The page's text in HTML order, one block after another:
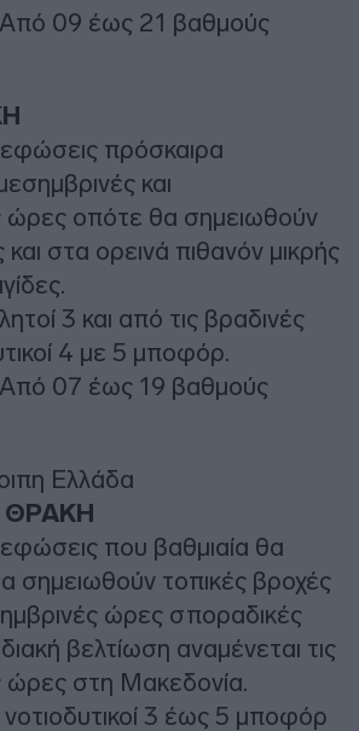
09 έως 21 βαθμούς
πρόσκαιρα
και
ώρες οπότε θα σημειωθούν
στα ορεινά πιθανόν μικρής
3 και από τις βραδινές
4 με 5 μποφόρ.
07 έως 19 βαθμούς
Ελλάδα
ΘΡΑΚΗ
που βαθμιαία θα
σημειωθούν τοπικές βροχές
ώρες σποραδικές
βελτίωση αναμένεται τις
ώρες στη Μακεδονία.
νοτιοδυτικοί 3 έως 5 μποφόρ